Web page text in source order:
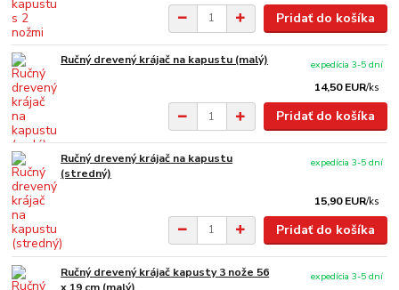
Pridať do košíka
Ručný drevený krájač na kapustu (malý)
14,50 EUR/ks
expedícia 3-5 dní
Pridať do košíka
Ručný drevený krájač na kapustu
(stredný)
15,90 EUR/ks
expedícia 3-5 dní
Pridať do košíka
Ručný drevený krájač kapusty 3 nože 56
x 19 cm (malý)
expedícia 3-5 dní